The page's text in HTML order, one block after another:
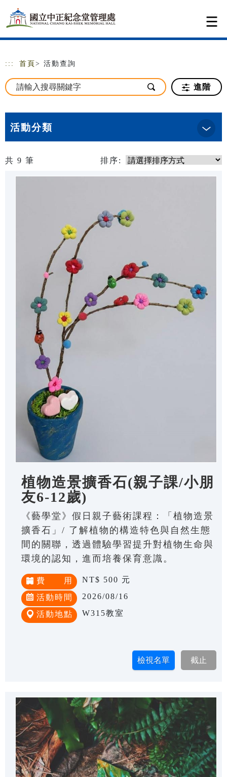
跳到主要內容
網站導覽
::: 首頁 > 活動查詢
進階
活動分類
共 9 筆 排序:
植物造景擴香石(親子課/小朋
友6-12歲)
《藝學堂》假日親子藝術課程：「植物造景
擴香石」/ 了解植物的構造特色與自然生態
間的關聯，透過體驗學習提升對植物生命與
環境的認知，進而培養保育意識。
費 用 NT$ 500 元
活動時間 2026/08/16
活動地點 W315教室